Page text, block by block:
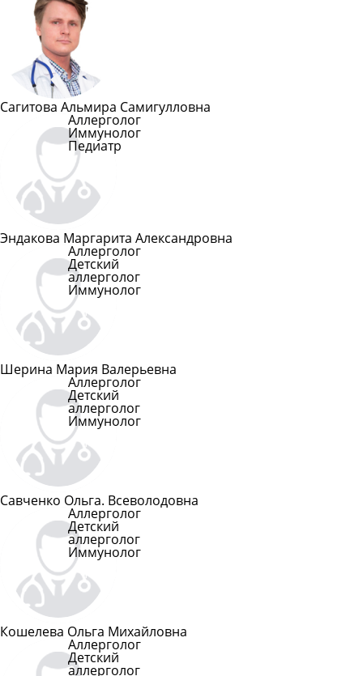
Подробнее
Сагитова Альмира Самигулловна
Аллерголог
Иммунолог
Педиатр
Эндакова Маргарита Александровна
Аллерголог
Детский
аллерголог
Иммунолог
Подробнее
Шерина Мария Валерьевна
Аллерголог
Детский
аллерголог
Иммунолог
Подробнее
Савченко Ольга. Всеволодовна
Аллерголог
Детский
аллерголог
Иммунолог
Подробнее
Кошелева Ольга Михайловна
Аллерголог
Детский
аллерголог